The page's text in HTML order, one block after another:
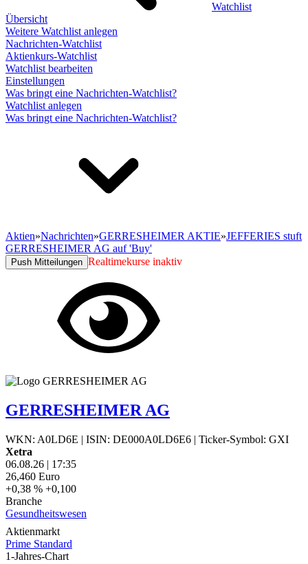
Watchlist
Übersicht
Weitere Watchlist anlegen
Nachrichten-Watchlist
Aktienkurs-Watchlist
Watchlist bearbeiten
Einstellungen
Was bringt eine Nachrichten-Watchlist?
Watchlist anlegen
Was bringt eine Nachrichten-Watchlist?
Aktien»Nachrichten»GERRESHEIMER AKTIE»JEFFERIES stuft
GERRESHEIMER AG auf 'Buy'
Push Mitteilungen Realtimekurse inaktiv
GERRESHEIMER AG
WKN: A0LD6E | ISIN: DE000A0LD6E6 | Ticker-Symbol: GXI
Xetra
06.08.26 | 17:35
26,460 Euro
+0,38 % +0,100
Branche
Gesundheitswesen
Aktienmarkt
Prime Standard
1-Jahres-Chart